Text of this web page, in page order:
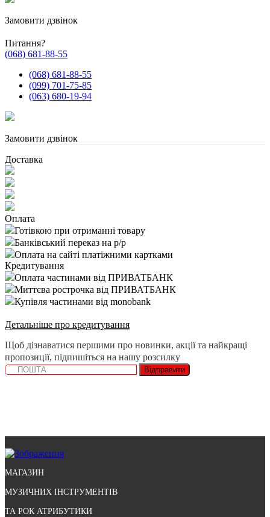
Замовити дзвінок
Питання?
(068) 681-88-55
(068) 681-88-55
(099) 701-75-85
(063) 680-19-94
Замовити дзвінок
Доставка
Оплата
Готівкою при отриманні товару
Банківський переказ на р/р
Оплата на сайті платіжними картками
Кредитування
Оплата частинами від ПРИВАТБАНК
Миттєва рострочка від ПРИВАТБАНК
Купівля частинами від monobank
Детальніше про кредитування
Щоб дізнаватися першими про новинки, акції та найкращі
пропозиції, підпишіться на нашу розсилку
Відправити
МАГАЗИН
МУЗИЧНИХ ІНСТРУМЕНТІВ
ТА РОК АТРИБУТИКИ